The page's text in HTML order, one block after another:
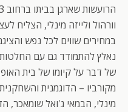
וורהול ולייזה מינלי, הצליח
במחירים שווים לכל נפש
נאלץ להתמודד גם עם
של דבר על קיומו של בית
מקורביו – הדוגמנית
מינלי, הבמאי ג'ואל שומאכר,